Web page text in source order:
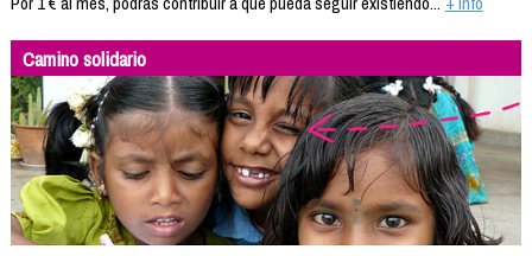
Camino solidario